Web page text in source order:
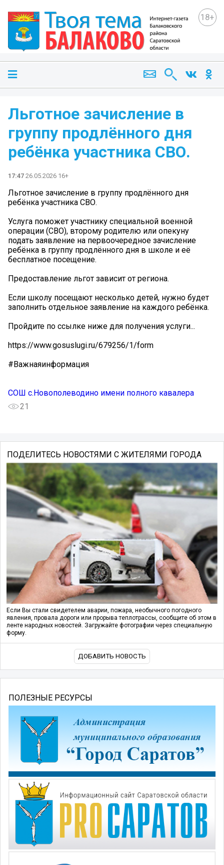
18+
Льготное зачисление в
группу продлённого дня
ребёнка участника СВО.
17:47 26.05.2026 16+
Льготное зачисление в группу продлённого дня
ребёнка участника СВО.
Услуга поможет участнику специальной военной
операции (СВО), второму родителю или опекуну
подать заявление на первоочередное зачисление
ребёнка в группу продлённого дня в школе и её
бесплатное посещение.
Предоставление льгот зависит от региона.
Если школу посещают несколько детей, нужно будет
заполнить отдельное заявление на каждого ребёнка.
Пройдите по ссылке ниже для получения услуги...
https://www.gosuslugi.ru/679256/1/form
#Важнаяинформация
СОШ с.Новополеводино имени полного кавалера
21
ПОДЕЛИТЕСЬ НОВОСТЯМИ С ЖИТЕЛЯМИ ГОРОДА
Если Вы стали свидетелем аварии, пожара, необычного погодного
явления, провала дороги или прорыва теплотрассы, сообщите об этом в
ленте народных новостей. Загружайте фотографии через специальную
форму.
ДОБАВИТЬ НОВОСТЬ
ПОЛЕЗНЫЕ РЕСУРСЫ